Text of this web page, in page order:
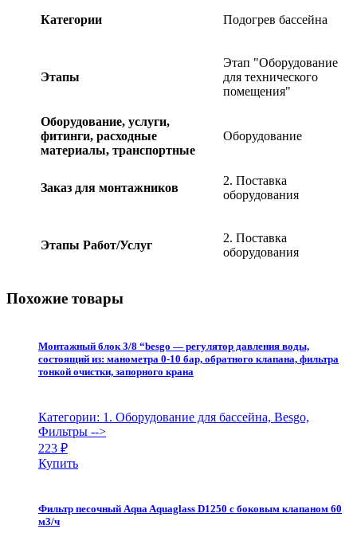
Категории Подогрев бассейна
Этапы
Этап "Оборудование
для технического
помещения"
Оборудование, услуги,
фитинги, расходные
материалы, транспортные
Оборудование
Заказ для монтажников
2. Поставка
оборудования
Этапы Работ/Услуг
2. Поставка
оборудования
Похожие товары
Монтажный блок 3/8 “besgo — регулятор давления воды,
состоящий из: манометра 0-10 бар, обратного клапана, фильтра
тонкой очистки, запорного крана
Категории: 1. Оборудование для бассейна, Besgo,
Фильтры -->
223 ₽
Купить
Фильтр песочный Aqua Aquaglass D1250 с боковым клапаном 60
м3/ч